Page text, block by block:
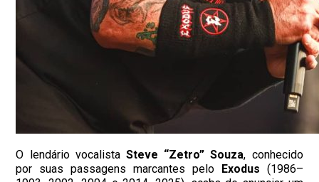
O lendário vocalista Steve “Zetro” Souza, conhecido
por suas passagens marcantes pelo Exodus (1986–